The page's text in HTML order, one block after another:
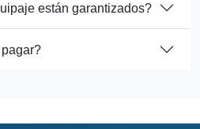
están garantizados?